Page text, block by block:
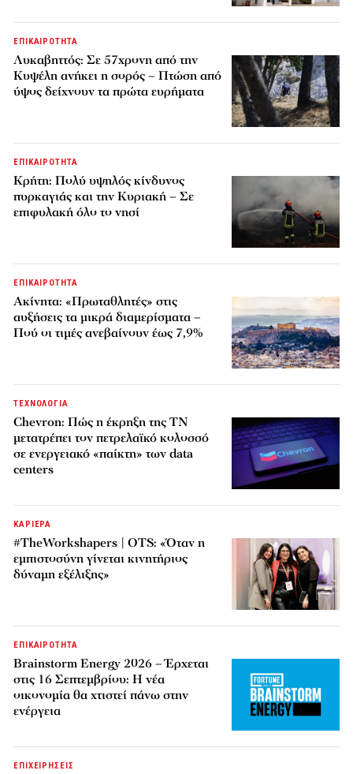
ΕΠΙΚΑΙΡΟΤΗΤΑ
Λυκαβηττός: Σε 57χρονη από την
Κυψέλη ανήκει η σορός – Πτώση από
ύψος δείχνουν τα πρώτα ευρήματα
ΕΠΙΚΑΙΡΟΤΗΤΑ
Κρήτη: Πολύ υψηλός κίνδυνος
πυρκαγιάς και την Κυριακή – Σε
επιφυλακή όλο το νησί
ΕΠΙΚΑΙΡΟΤΗΤΑ
Ακίνητα: «Πρωταθλητές» στις
αυξήσεις τα μικρά διαμερίσματα –
Πού οι τιμές ανεβαίνουν έως 7,9%
ΤΕΧΝΟΛΟΓΙΑ
Chevron: Πώς η έκρηξη της ΤΝ
μετατρέπει τον πετρελαϊκό κολοσσό
σε ενεργειακό «παίκτη» των data
centers
ΚΑΡΙΕΡΑ
#TheWorkshapers | OTS: «Όταν η
εμπιστοσύνη γίνεται κινητήριος
δύναμη εξέλιξης»
ΕΠΙΚΑΙΡΟΤΗΤΑ
Brainstorm Energy 2026 – Έρχεται
στις 16 Σεπτεμβρίου: Η νέα
οικονομία θα χτιστεί πάνω στην
ενέργεια
ΕΠΙΧΕΙΡΗΣΕΙΣ